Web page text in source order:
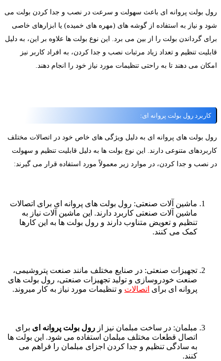
بولت پروانه ای باعث سهولت و سرعت در نصب و جدا کردن بولت می
و نیاز به استفاده از گوشه های (مهره های خمیده) یا ابزارهای خاصی
گرداندن بولت را از بین می برد. این نوع بولت ها علاوه بر این، به دلیل
تنظیم و تعداد زیاد مرتبات نصب و جدا کردن، به افراد کاربر نیز
می دهند تا به راحتی تنظیمات مورد نیاز خود را انجام دهند.
کاربرد رول بولت پروانه ای:
بولت های پروانه ای به دلیل ویژگی های خاص خود در اتصالات مختلف
متنوعی دارند. این نوع بولت ها به دلیل قابلیت تنظیم و سهولت
نصب و جدا کردن، در موارد زیر معمولاً مورد استفاده قرار می گیرند:
ماشین آلات صنعتی: رول بولت های پروانه ای برای اتصالات
ماشین آلات صنعتی کاربرد دارند. این ماشین آلات نیاز به
تنظیم و تعویض متناوب دارند و رول بولت ها به این کارها
کمک می کنند.
تجهیزات صنعتی: در صنایع مختلف مانند صنعت پتروشیمی،
صنعت خودروسازی و تولید تجهیزات صنعتی، رول بولت های
پروانه ای برایاتصالاتو تنظیمات مورد نیاز به کار میروند.
مبلمان: در ساخت مبلمان نیز از رول بولت پروانه ای برای
اتصال قطعات مختلف مبلمان استفاده می شود. این بولت ها
به سادگی تنظیم و جدا کردن اجزای مبلمان را فراهم می
کنند.